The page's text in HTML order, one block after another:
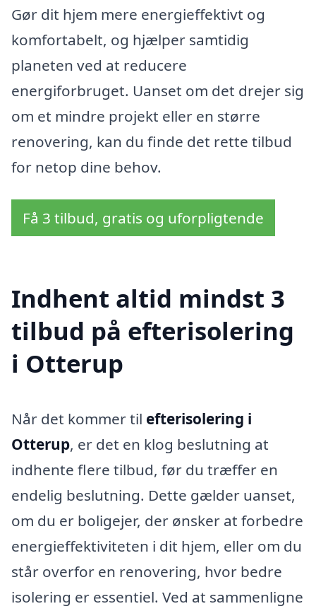
Gør dit hjem mere energieffektivt og
komfortabelt, og hjælper samtidig
planeten ved at reducere
energiforbruget. Uanset om det drejer sig
om et mindre projekt eller en større
renovering, kan du finde det rette tilbud
for netop dine behov.
Få 3 tilbud, gratis og uforpligtende
Indhent altid mindst 3
tilbud på efterisolering
i Otterup
Når det kommer til efterisolering i
Otterup, er det en klog beslutning at
indhente flere tilbud, før du træffer en
endelig beslutning. Dette gælder uanset,
om du er boligejer, der ønsker at forbedre
energieffektiviteten i dit hjem, eller om du
står overfor en renovering, hvor bedre
isolering er essentiel. Ved at sammenligne